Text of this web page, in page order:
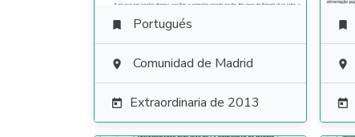
 Portugués
 Comunidad de Madrid
 Extraordinaria de 2013


